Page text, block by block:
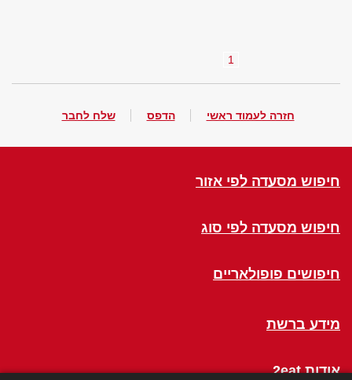
1
חזרה לעמוד ראשי הדפס שלח לחבר
חיפוש מסעדה לפי אזור
חיפוש מסעדה לפי סוג
חיפושים פופולאריים
מידע ברשת
אודות 2eat